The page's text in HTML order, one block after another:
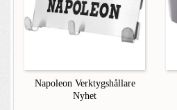
Napoleon Verktygshållare
Nyhet